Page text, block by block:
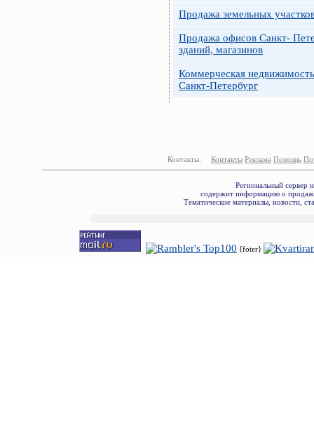
Продажа земельных
Продажа офисов Санкт-
зданий, магазинов
Коммерческая
Санкт-Петербург
Контакты: Контакты Реклама Помощь
Региональный сервер
содержит информацию о
Тематические материалы, новости,
{foter}